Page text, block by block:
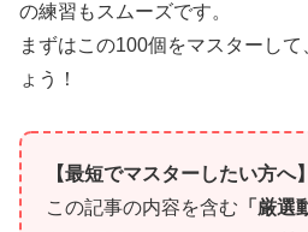
の練習もスムーズです。
まずはこの100個をマスターし
ょう！
【最短でマスターしたい方へ】
この記事の内容を含む 「厳選